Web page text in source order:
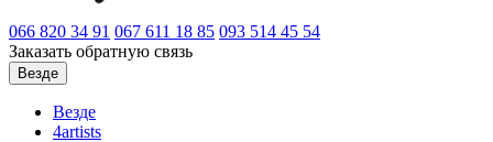
066 820 34 91 067 611 18 85 093 514 45 54
Заказать обратную связь
Везде
Везде
4artists